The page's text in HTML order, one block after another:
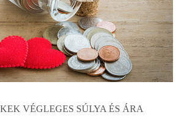
VÉGLEGES SÚLYA ÉS ÁRA